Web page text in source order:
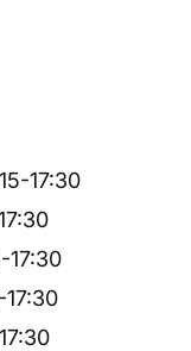
-17:30
-17:30
-17:30
17:30